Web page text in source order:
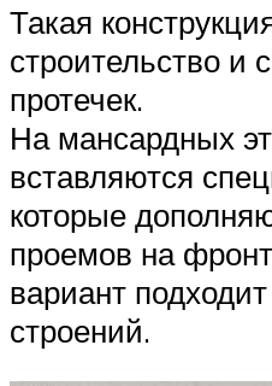
Такая
строительство и
протечек.
На мансардных
вставляются
которые
проемов на
вариант
строений.